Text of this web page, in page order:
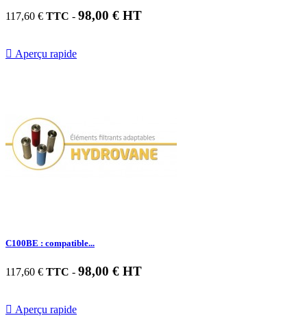
117,60 € TTC - 98,00 € HT
 Aperçu rapide
C100BE : compatible...
117,60 € TTC - 98,00 € HT
 Aperçu rapide